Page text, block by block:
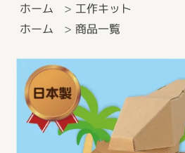
ホーム > 工作キット
ホーム >商品一覧